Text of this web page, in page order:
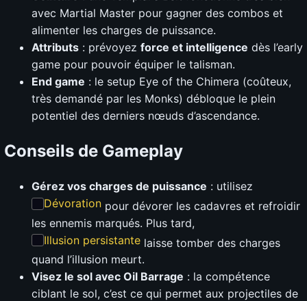
avec Martial Master pour gagner des combos et
alimenter les charges de puissance.
Attributs : prévoyez force et intelligence dès l’early
game pour pouvoir équiper le talisman.
End game : le setup Eye of the Chimera (coûteux,
très demandé par les Monks) débloque le plein
potentiel des derniers nœuds d’ascendance.
Conseils de Gameplay
Gérez vos charges de puissance : utilisez
Dévoration pour dévorer les cadavres et refroidir
les ennemis marqués. Plus tard,
Illusion persistante laisse tomber des charges
quand l’illusion meurt.
Visez le sol avec Oil Barrage : la compétence
ciblant le sol, c’est ce qui permet aux projectiles de